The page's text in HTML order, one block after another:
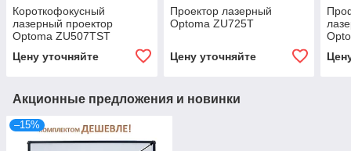
Короткофокусный
лазерный проектор
Optoma ZU507TST
Цену уточняйте
Проектор лазерный
Optoma ZU725T
Цену уточняйте
Акционные предложения и новинки
–15%